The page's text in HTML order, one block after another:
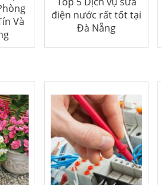
Và
điện nước rất tốt tại
Đà Nẵng